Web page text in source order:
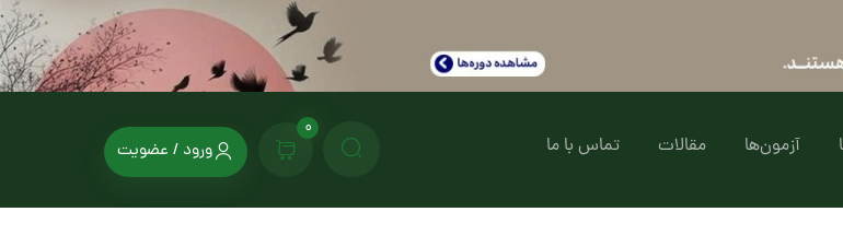
آزمون‌ها مقالات تماس با ما
0
ورود / عضویت